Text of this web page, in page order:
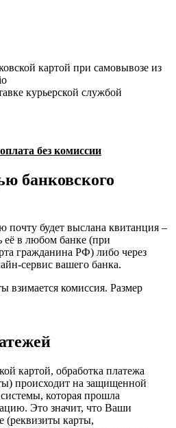
картой при самовывозе из
курьерской службой
оплата без комиссии
банковского
почту будет выслана квитанция –
её в любом банке (при
гражданина РФ) либо через
сервис вашего банка.
взимается комиссия. Размер
картой, обработка платежа
происходит на защищенной
которая прошла
Это значит, что Ваши
(реквизиты карты,